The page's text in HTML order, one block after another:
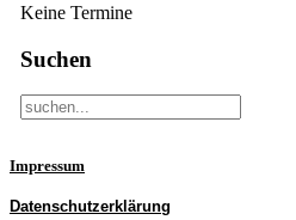
Keine Termine
Suchen
Impressum
Datenschutzerklärung